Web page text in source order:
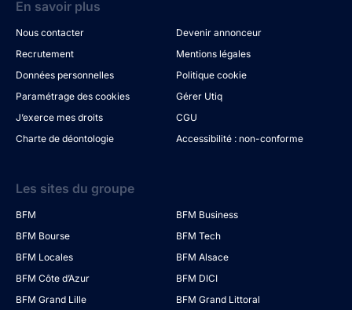
En savoir plus
Nous contacter
Devenir annonceur
Recrutement
Mentions légales
Données personnelles
Politique cookie
Paramétrage des cookies
Gérer Utiq
J’exerce mes droits
CGU
Charte de déontologie
Accessibilité : non-conforme
Les sites du groupe
BFM
BFM Business
BFM Bourse
BFM Tech
BFM Locales
BFM Alsace
BFM Côte d’Azur
BFM DICI
BFM Grand Lille
BFM Grand Littoral